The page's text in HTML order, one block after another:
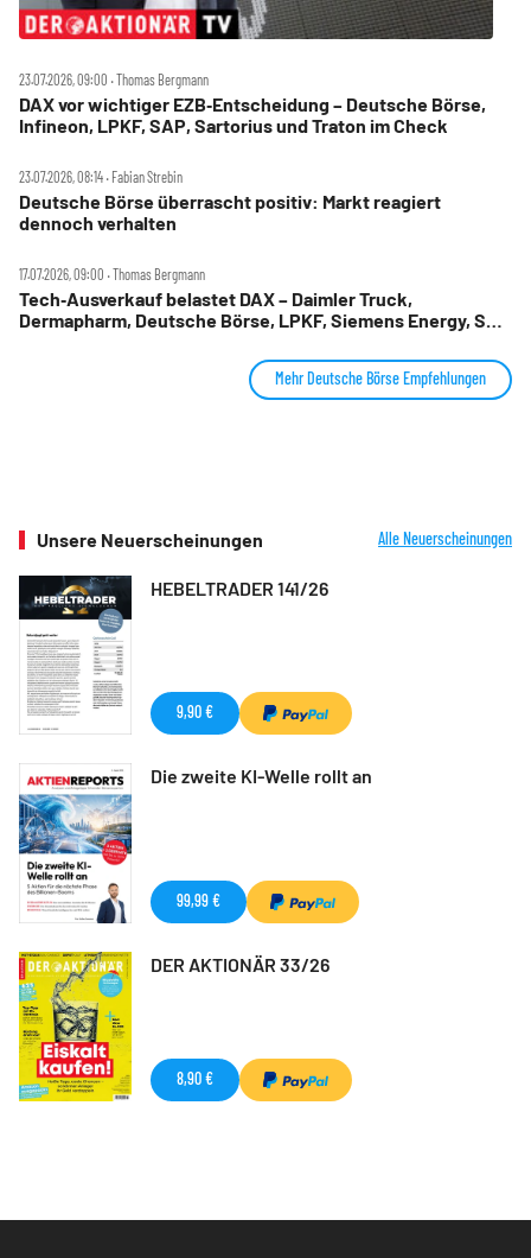
23.07.2026, 09:00 ‧ Thomas Bergmann
DAX vor wichtiger EZB‑Entscheidung – Deutsche Börse,
Infineon, LPKF, SAP, Sartorius und Traton im Check
23.07.2026, 08:14 ‧ Fabian Strebin
Deutsche Börse überrascht positiv: Markt reagiert
dennoch verhalten
17.07.2026, 09:00 ‧ Thomas Bergmann
Tech‑Ausverkauf belastet DAX – Daimler Truck,
Dermapharm, Deutsche Börse, LPKF, Siemens Energy, SMA
Mehr Deutsche Börse Empfehlungen
Unsere Neuerscheinungen Alle Neuerscheinungen
HEBELTRADER 141/26
9,90 €
Die zweite KI-Welle rollt an
99,99 €
DER AKTIONÄR 33/26
8,90 €